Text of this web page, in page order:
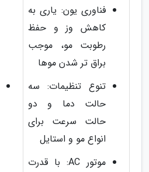
فناوری یون: یاری به
کاهش وز و حفظ
رطوبت مو، موجب
براق تر شدن موها
تنوع تنظیمات: سه
حالت دما و دو
حالت سرعت برای
انواع مو و استایل
موتور AC: با قدرت